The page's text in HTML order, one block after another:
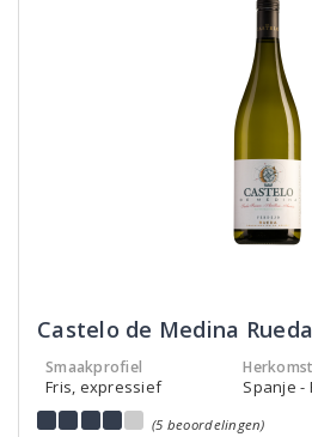
Castelo de Medina
Smaakprofiel
Fris, expressief
Herkomst
Spanje -
(5 beoordelingen)